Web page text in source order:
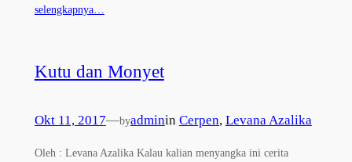
selengkapnya…
Kutu dan Monyet
Okt 11, 2017—byadminin Cerpen, Levana Azalika
Oleh : Levana Azalika Kalau kalian menyangka ini cerita